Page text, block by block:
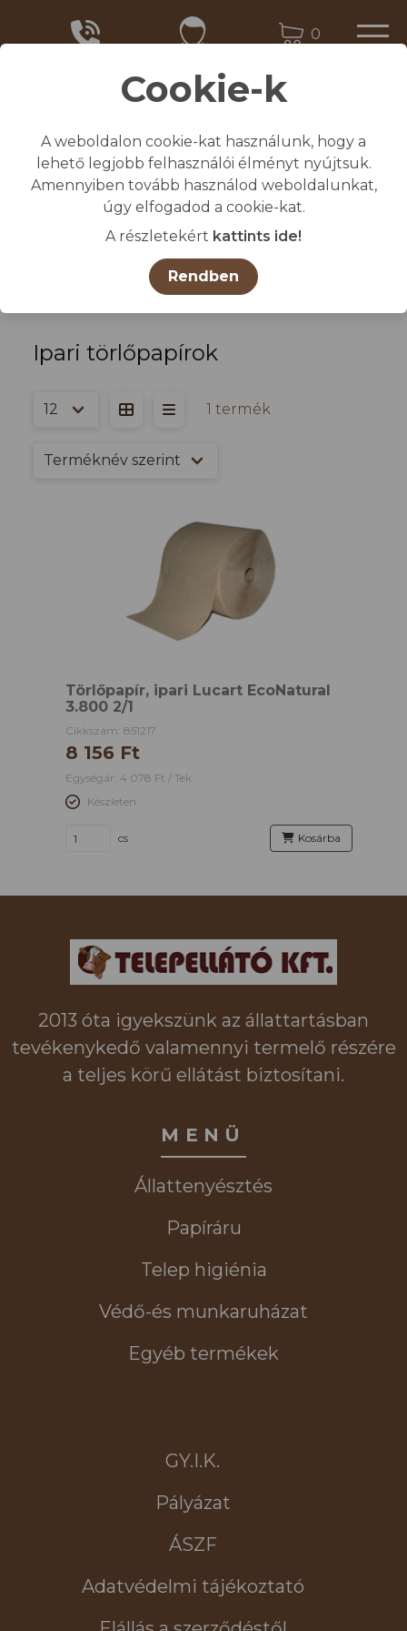
0
Kezdőlap
Összes termék
HIGIÉNIA, PAPÍRÁRU
Ipari törlőpapírok
1 termék
Törlőpapír, ipari Lucart EcoNatural
3.800 2/1
Cikkszám: 851217
8 156 Ft
Egységár: 4 078 Ft / Tek
Készleten
cs Kosárba
2013 óta igyekszünk az állattartásban
tevékenykedő valamennyi termelő részére
a teljes körű ellátást biztosítani.
MENÜ
Állattenyésztés
Papíráru
Telep higiénia
Védő-és munkaruházat
Egyéb termékek
GY.I.K.
Pályázat
ÁSZF
Adatvédelmi tájékoztató
Cookie-k
A weboldalon cookie-kat használunk, hogy a
lehető legjobb felhasználói élményt nyújtsuk.
Amennyiben tovább használod weboldalunkat,
úgy elfogadod a cookie-kat.
A részletekért kattints ide!
Rendben